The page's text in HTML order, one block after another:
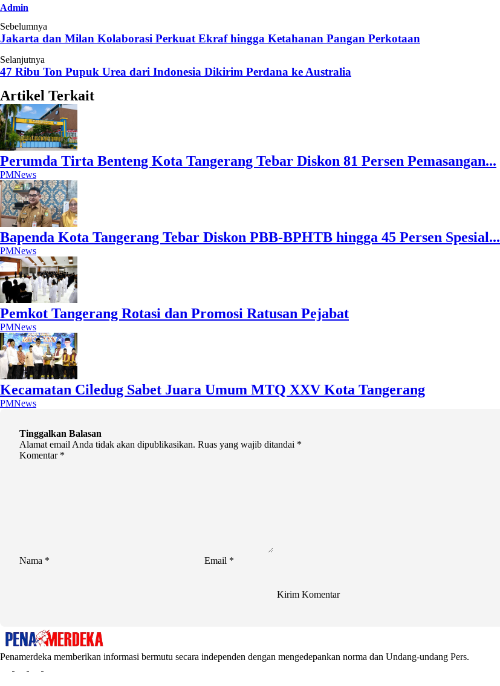
Admin
Sebelumnya
Jakarta dan Milan Kolaborasi Perkuat Ekraf hingga Ketahanan Pangan Perkotaan
Selanjutnya
47 Ribu Ton Pupuk Urea dari Indonesia Dikirim Perdana ke Australia
Artikel Terkait
Perumda Tirta Benteng Kota Tangerang Tebar Diskon 81 Persen Pemasangan...
PMNews
Bapenda Kota Tangerang Tebar Diskon PBB-BPHTB hingga 45 Persen Spesial...
PMNews
Pemkot Tangerang Rotasi dan Promosi Ratusan Pejabat
PMNews
Kecamatan Ciledug Sabet Juara Umum MTQ XXV Kota Tangerang
PMNews
Tinggalkan Balasan
Alamat email Anda tidak akan dipublikasikan. Ruas yang wajib ditandai *
Komentar *
Nama * Email *
Penamerdeka memberikan informasi bermutu secara independen dengan mengedepankan norma dan Undang-undang Pers.